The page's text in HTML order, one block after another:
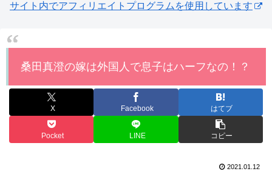
サイト内でアフィリエイトプログラムを使用しています
桑田真澄の嫁は外国人で息子はハーフなの！？
X Facebook はてブ
Pocket LINE コピー
2021.01.12